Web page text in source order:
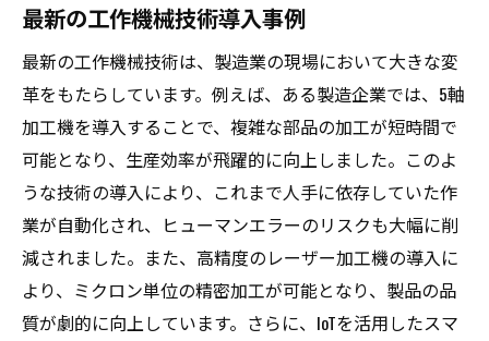
最新の工作機械技術導入事例
最新の工作機械技術は、製造業の現場において大きな変
革をもたらしています。例えば、ある製造企業では、5軸
加工機を導入することで、複雑な部品の加工が短時間で
可能となり、生産効率が飛躍的に向上しました。このよ
うな技術の導入により、これまで人手に依存していた作
業が自動化され、ヒューマンエラーのリスクも大幅に削
減されました。また、高精度のレーザー加工機の導入に
より、ミクロン単位の精密加工が可能となり、製品の品
質が劇的に向上しています。さらに、IoTを活用したスマ